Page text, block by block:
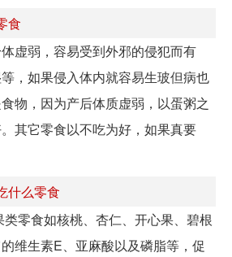
食
虚弱，容易受到外邪的侵犯而有
，如果侵入体内就容易生玻但病也
物，因为产后体质虚弱，以蛋粥之
其它零食以不吃为好，如果真要
什么零食
零食如核桃、杏仁、开心果、碧根
维生素E、亚麻酸以及磷脂等，促